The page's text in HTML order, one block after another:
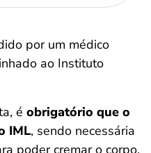
por um médico
ao Instituto
é obrigatório que o
IML, sendo necessária
poder cremar o corpo.